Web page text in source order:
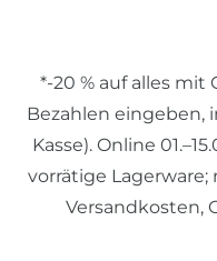
*-20 % auf alles mit
Bezahlen eingeben,
Kasse). Online
vorrätige
Versandkosten,